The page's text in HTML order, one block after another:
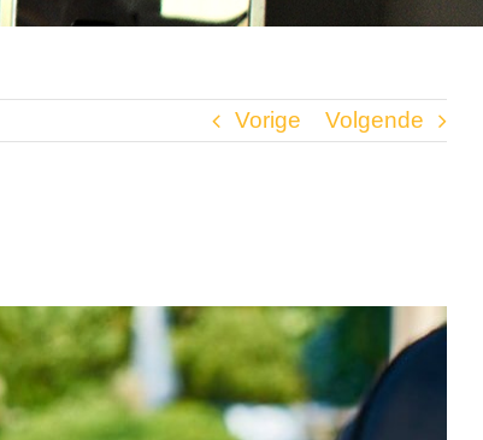
Vorige Volgende